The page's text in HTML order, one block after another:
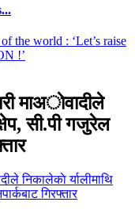
माअाेवादीले
सी.पी गजुरेल